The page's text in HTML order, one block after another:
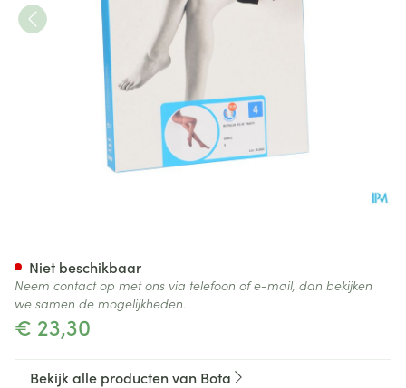
€ 23,30
Niet beschikbaar
Neem contact op met ons via telefoon of e-mail, dan bekijken
we samen de mogelijkheden.
Bekijk alle producten van Bota